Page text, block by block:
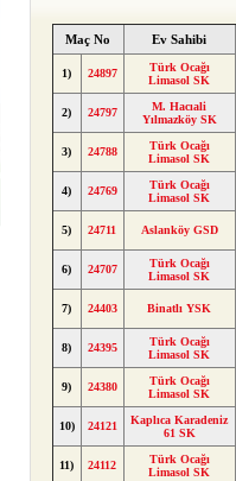
Maç No Ev Sahibi
1) 24897
Türk Ocağı
Limasol SK
2) 24797
M. Hacıali
Yılmazköy SK
3) 24788
Türk Ocağı
Limasol SK
4) 24769
Türk Ocağı
Limasol SK
5) 24711 Aslanköy GSD
6) 24707
Türk Ocağı
Limasol SK
7) 24403 Binatlı YSK
8) 24395
Türk Ocağı
Limasol SK
9) 24380
Türk Ocağı
Limasol SK
10) 24121
Kaplıca Karadeniz
61 SK
11) 24112
Türk Ocağı
Limasol SK